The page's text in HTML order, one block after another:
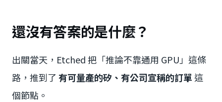
還沒有答案的是什麼？
出關當天，Etched 把「推論不靠通用 GPU」這條
路，推到了 有可量產的矽、有公司宣稱的訂單 這
個節點。